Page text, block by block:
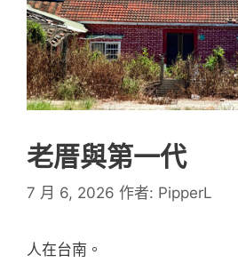
老厝與第一代
7 月 6, 2026 作者: PipperL
人在台南。